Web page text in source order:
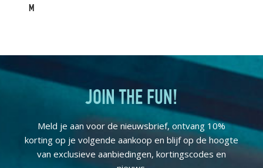
M
JOIN THE FUN!
Meld je aan voor de nieuwsbrief, ontvang 10%
korting op je volgende aankoop en blijf op de hoogte
van exclusieve aanbiedingen, kortingscodes en